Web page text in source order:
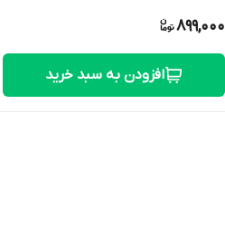
899,000
افزودن به سبد خرید